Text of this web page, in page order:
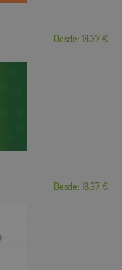
Desde: 18,37 €
Desde: 18,37 €